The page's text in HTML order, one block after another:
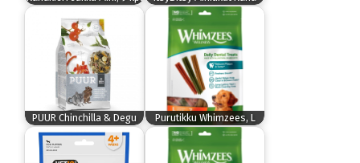
PUUR Chinchilla & Degu Purutikku Whimzees, L